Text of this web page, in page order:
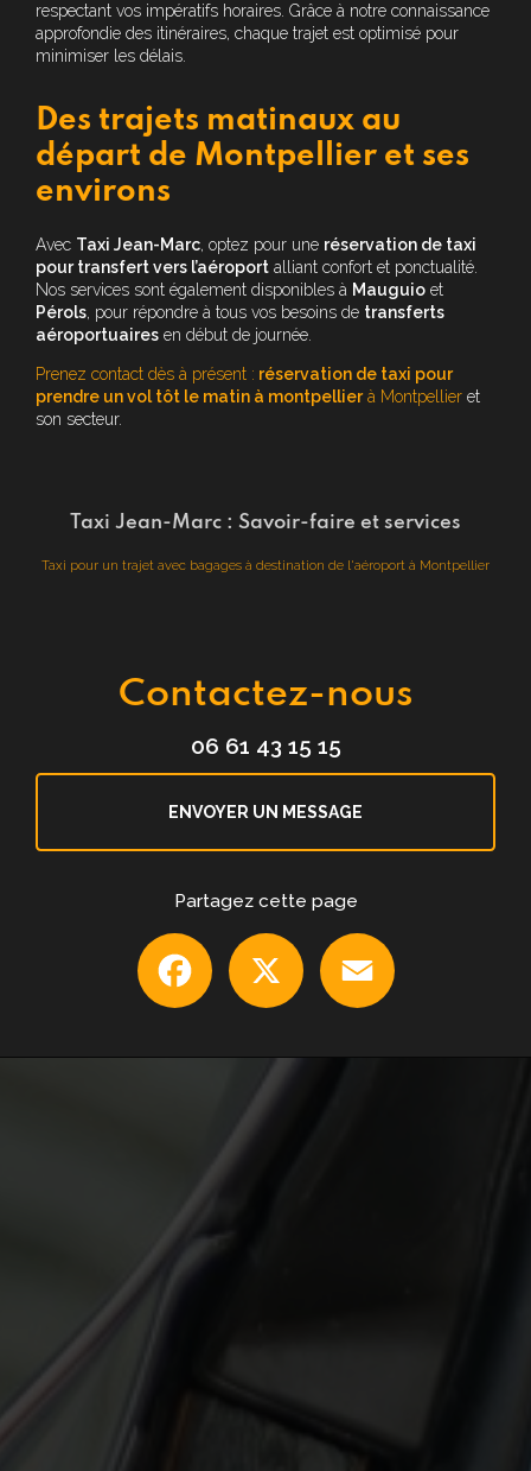
respectant vos impératifs horaires. Grâce à notre connaissance
approfondie des itinéraires, chaque trajet est optimisé pour
minimiser les délais.
Des trajets matinaux au
départ de Montpellier et ses
environs
Avec Taxi Jean-Marc, optez pour une réservation de taxi
pour transfert vers l’aéroport alliant confort et ponctualité.
Nos services sont également disponibles à Mauguio et
Pérols, pour répondre à tous vos besoins de transferts
aéroportuaires en début de journée.
Prenez contact dès à présent : réservation de taxi pour
prendre un vol tôt le matin à montpellierà Montpellier et
son secteur.
Taxi Jean-Marc : Savoir-faire et services
Taxi pour un trajet avec bagages à destination de l'aéroport à Montpellier
Contactez-nous
06 61 43 15 15
ENVOYER UN MESSAGE
Partagez cette page
Facebook